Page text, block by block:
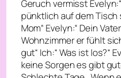
Geruch vermisst
pünktlich auf dem Tisch
Mom“ Evelyn:“ Dein
Wohnzimmer er fühlt
gut“ Ich:“ Was ist los?“
keine Sorgen es gibt